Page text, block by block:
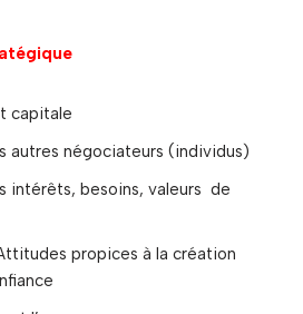
capitale
autres négociateurs (individus)
intérêts, besoins, valeurs de
propices à la création